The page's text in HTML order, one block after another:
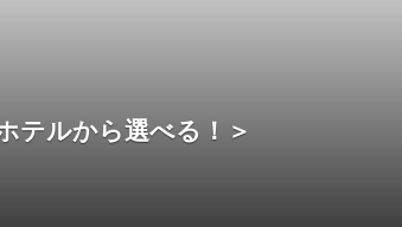
ルから選べる！＞